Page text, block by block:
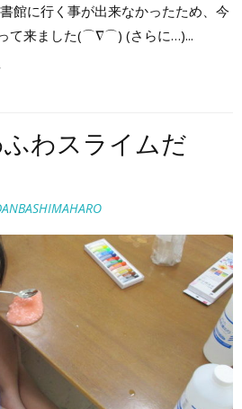
館に行く事が出来なかったため、今
て来ました(⌒∇⌒) (さらに…)...
わスライムだ